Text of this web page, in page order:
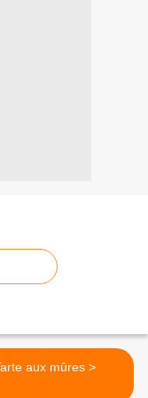
Tarte aux mûres >